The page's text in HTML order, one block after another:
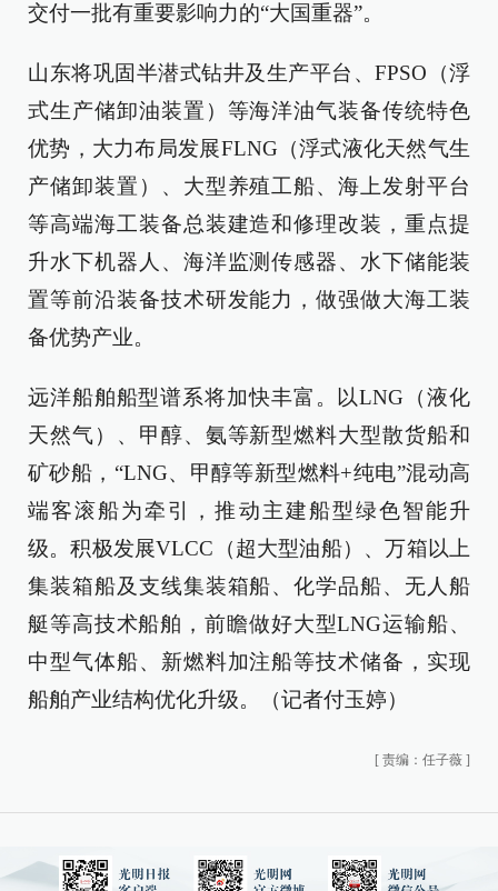
交付一批有重要影响力的“大国重器”。
山东将巩固半潜式钻井及生产平台、FPSO（浮
式生产储卸油装置）等海洋油气装备传统特色
优势，大力布局发展FLNG（浮式液化天然气生
产储卸装置）、大型养殖工船、海上发射平台
等高端海工装备总装建造和修理改装，重点提
升水下机器人、海洋监测传感器、水下储能装
置等前沿装备技术研发能力，做强做大海工装
备优势产业。
远洋船舶船型谱系将加快丰富。以LNG（液化
天然气）、甲醇、氨等新型燃料大型散货船和
矿砂船，“LNG、甲醇等新型燃料+纯电”混动高
端客滚船为牵引，推动主建船型绿色智能升
级。积极发展VLCC（超大型油船）、万箱以上
集装箱船及支线集装箱船、化学品船、无人船
艇等高技术船舶，前瞻做好大型LNG运输船、
中型气体船、新燃料加注船等技术储备，实现
船舶产业结构优化升级。（记者付玉婷）
[ 责编：任子薇 ]